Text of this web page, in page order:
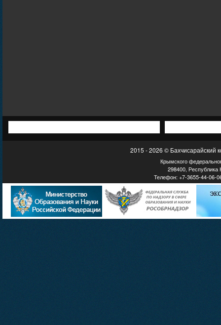
2015 - 2026 © Бахчисарайский
Крымского
298400, Республика
Телефон: +7-3655-44-06-